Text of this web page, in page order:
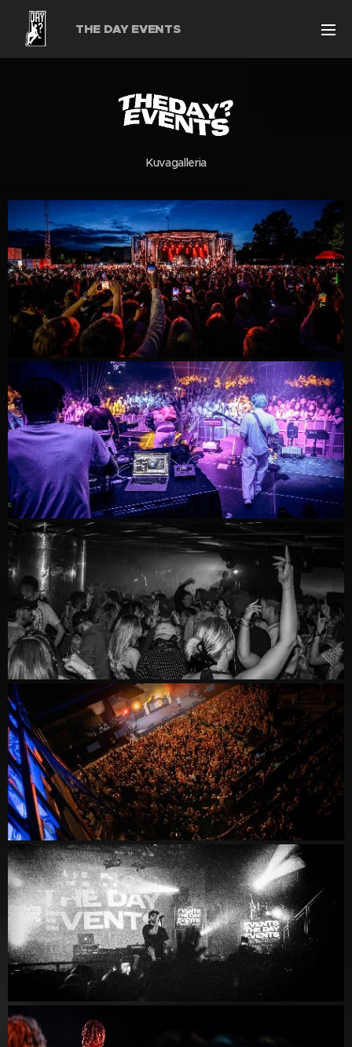
THE DAY EVENTS
Kuvagalleria